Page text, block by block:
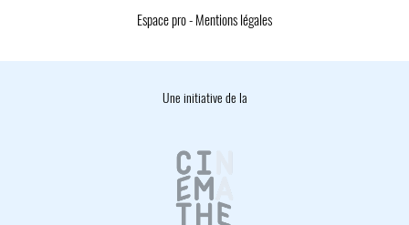
Espace pro- Mentions légales
Une initiative de la